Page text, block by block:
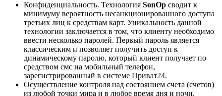
Конфиденциальность. Технология SonOp сводит к
минимуму вероятность несанкционированного доступа
третьих лиц к средствам карт. Уникальность данной
технологии заключается в том, что клиенту необходимо
ввести несколько паролей. Первый пароль является
классическим и позволяет получить доступ к
динамическому паролю, который клиент получает по
средством смс на мобильный телефон,
зарегистрированный в системе Приват24.
Осуществление контроля над состоянием счета (счетов)
из любой точки мира и в любое время дня и ночи.